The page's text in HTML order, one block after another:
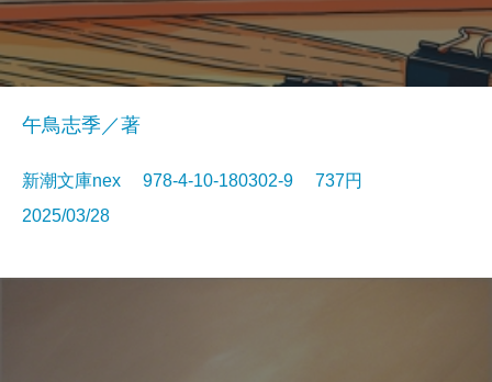
午鳥志季／著
新潮文庫nex 978-4-10-180302-9 737円
2025/03/28